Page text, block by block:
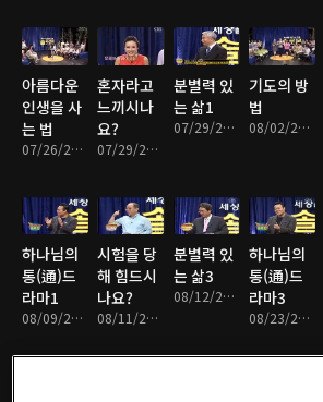
아름다운
인생을 사
는 법
07/26/2013 • 33분
혼자라고
느끼시나
요?
07/29/2013 • 34분
분별력 있
는 삶1
07/29/2013 • 32분
기도의 방
법
08/02/2013 • 32분
하나님의
통(通)드
라마1
08/09/2013 • 33분
시험을 당
해 힘드시
나요?
08/11/2013 • 34분
분별력 있
는 삶3
08/12/2013 • 33분
하나님의
통(通)드
라마3
08/23/2013 • 34분